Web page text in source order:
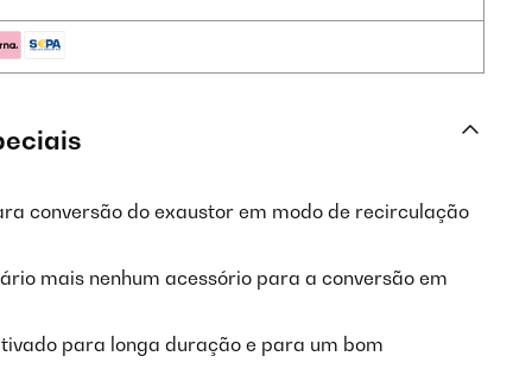
conversão do exaustor em modo de recirculação
mais nenhum acessório para a conversão em
para longa duração e para um bom